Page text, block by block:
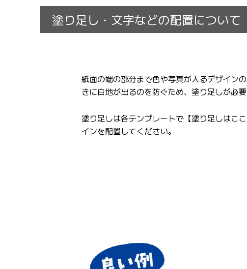
塗り足し・文字などの配置について
紙面の端の部分まで色や写真が入るデザイン
きに白地が出るのを防ぐため、塗り足しが必要
塗り足しは各テンプレートで【塗り足しはこ
インを配置してください。